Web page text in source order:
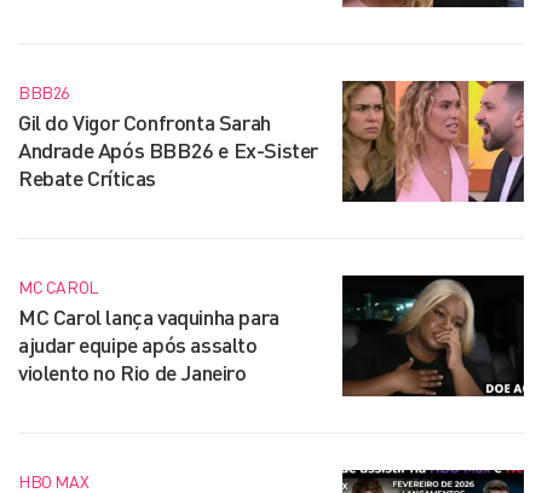
BBB26
Gil do Vigor Confronta Sarah
Andrade Após BBB26 e Ex-Sister
Rebate Críticas
MC CAROL
MC Carol lança vaquinha para
ajudar equipe após assalto
violento no Rio de Janeiro
HBO MAX